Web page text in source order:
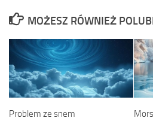
MOŻESZ RÓWNIEŻ
Problem ze snem